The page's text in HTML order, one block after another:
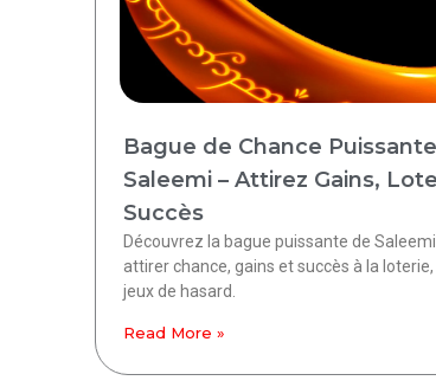
Bague de Chance Puissante
Saleemi – Attirez Gains,
Succès
Découvrez la bague puissante de
attirer chance, gains et succès à la
jeux de hasard.
Read More »